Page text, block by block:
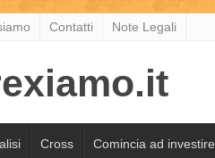
Contatti Note Legali
Cross Comincia ad investire